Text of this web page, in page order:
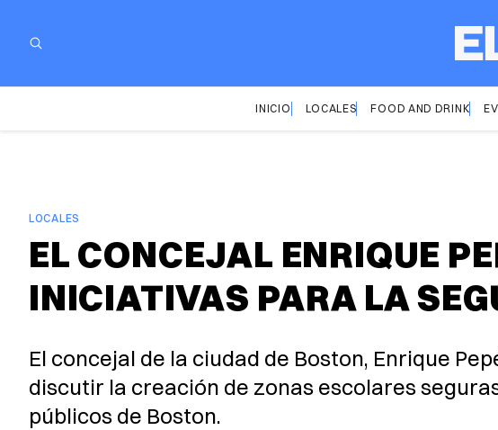
INICIO LOCALES FOOD AND DRINK
LOCALES
EL CONCEJAL ENRIQUE
INICIATIVAS PARA LA
El concejal de la ciudad de Boston, Enrique
discutir la creación de zonas escolares
públicos de Boston.